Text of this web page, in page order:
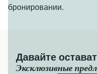
бронировании.
Давайте
Эксклюзивные